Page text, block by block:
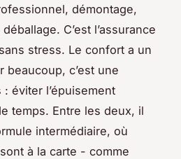
démontage,
C’est l’assurance
stress. Le confort a un
beaucoup, c’est une
éviter l’épuisement
temps. Entre les deux, il
intermédiaire, où
à la carte - comme